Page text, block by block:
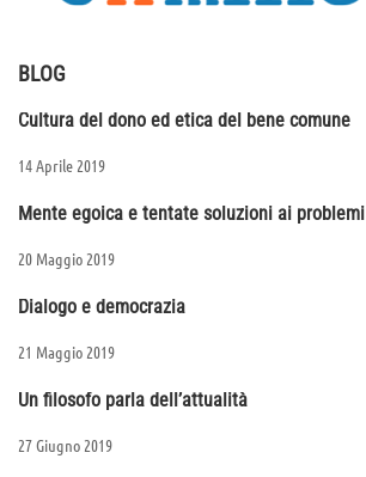
BLOG
Cultura del dono ed etica del bene comune
14 Aprile 2019
Mente egoica e tentate soluzioni ai problemi
20 Maggio 2019
Dialogo e democrazia
21 Maggio 2019
Un filosofo parla dell’attualità
27 Giugno 2019